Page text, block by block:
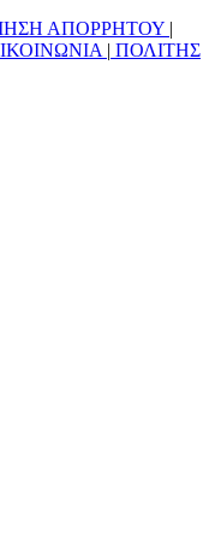
ΑΠΟΡΡΗΤΟΥ |
| ΠΟΛΙΤΗΣ